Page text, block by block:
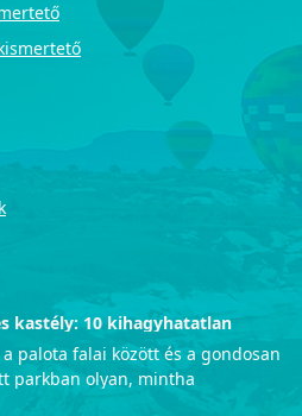
kastély: 10 kihagyhatatlan
a palota falai között és a gondosan
parkban olyan, mintha